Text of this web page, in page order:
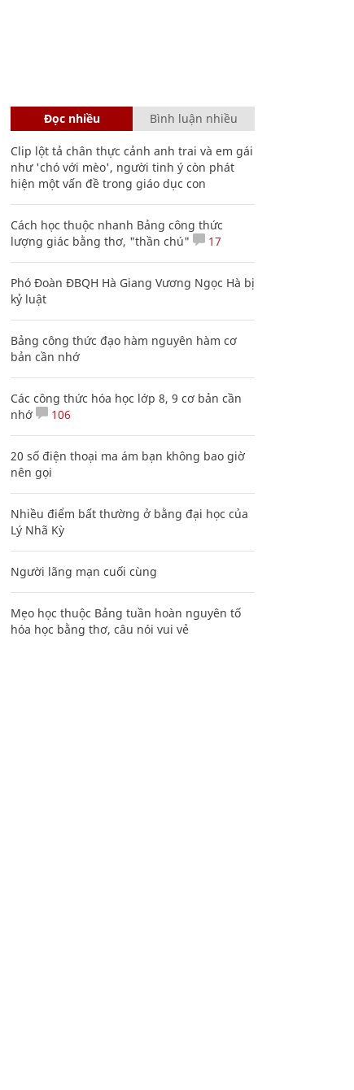
Đọc nhiều Bình luận nhiều
Clip lột tả chân thực cảnh anh trai và em gái
như 'chó với mèo', người tinh ý còn phát
hiện một vấn đề trong giáo dục con
Cách học thuộc nhanh Bảng công thức
lượng giác bằng thơ, "thần chú"
17
Phó Đoàn ĐBQH Hà Giang Vương Ngọc Hà bị
kỷ luật
Bảng công thức đạo hàm nguyên hàm cơ
bản cần nhớ
Các công thức hóa học lớp 8, 9 cơ bản cần
nhớ
106
20 số điện thoại ma ám bạn không bao giờ
nên gọi
Nhiều điểm bất thường ở bằng đại học của
Lý Nhã Kỳ
Người lãng mạn cuối cùng
Mẹo học thuộc Bảng tuần hoàn nguyên tố
hóa học bằng thơ, câu nói vui vẻ